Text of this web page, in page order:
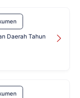
Daerah Tahun